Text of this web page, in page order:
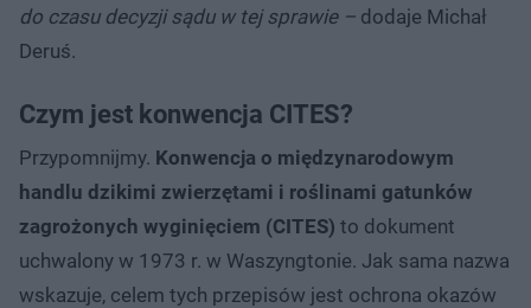
do czasu decyzji sądu w tej sprawie – dodaje Michał
Deruś.
Czym jest konwencja CITES?
Przypomnijmy. Konwencja o międzynarodowym
handlu dzikimi zwierzętami i roślinami gatunków
zagrożonych wyginięciem (CITES) to dokument
uchwalony w 1973 r. w Waszyngtonie. Jak sama nazwa
wskazuje, celem tych przepisów jest ochrona okazów